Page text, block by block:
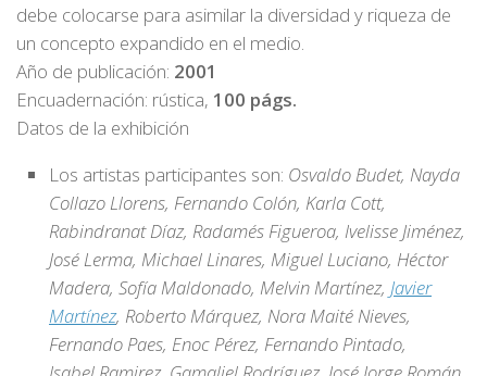
debe colocarse para asimilar la diversidad y riqueza de
un concepto expandido en el medio.
Año de publicación: 2001
Encuadernación: rústica, 100 págs.
Datos de la exhibición
Los artistas participantes son: Osvaldo Budet, Nayda
Collazo Llorens, Fernando Colón, Karla Cott,
Rabindranat Díaz, Radamés Figueroa, Ivelisse Jiménez,
José Lerma, Michael Linares, Miguel Luciano, Héctor
Madera, Sofía Maldonado, Melvin Martínez, Javier
Martínez, Roberto Márquez, Nora Maité Nieves,
Fernando Paes, Enoc Pérez, Fernando Pintado,